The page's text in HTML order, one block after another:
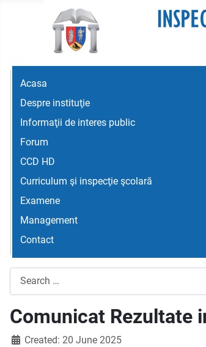
Acasa
Despre instituţie
Informaţii de interes public
Forum
CCD HD
Curriculum şi inspecţie şcolară
Examene
Management
Contact
Comunicat Rezultate
Created: 20 June 2025